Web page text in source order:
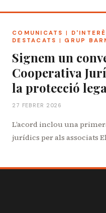
COMUNICATS |
DESTACATS | GRUP
Signem un
Cooperativa
la protecció
27 FEBRER 2026
L’acord inclou una
jurídics per als associats